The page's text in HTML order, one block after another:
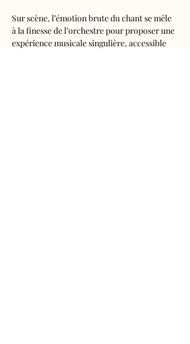
Sur scène, l’émotion brute du chant se mêle
à la finesse de l’orchestre pour proposer une
expérience musicale singulière, accessible